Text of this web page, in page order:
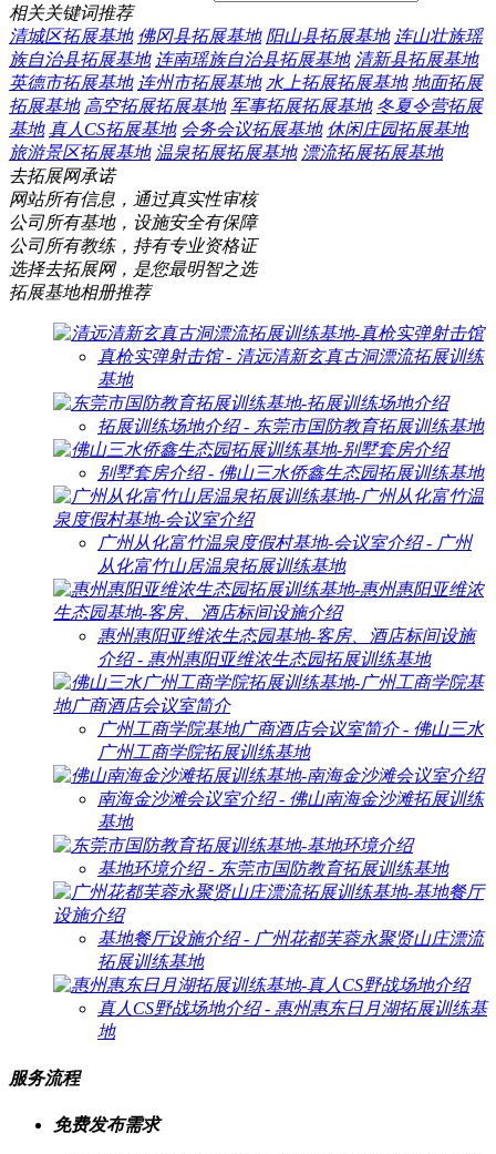
相关关键词推荐
清城区拓展基地 佛冈县拓展基地 阳山县拓展基地 连山壮族瑶
族自治县拓展基地 连南瑶族自治县拓展基地 清新县拓展基地
英德市拓展基地 连州市拓展基地 水上拓展拓展基地 地面拓展
拓展基地 高空拓展拓展基地 军事拓展拓展基地 冬夏令营拓展
基地 真人CS拓展基地 会务会议拓展基地 休闲庄园拓展基地
旅游景区拓展基地 温泉拓展拓展基地 漂流拓展拓展基地
去拓展网承诺
网站所有信息，通过真实性审核
公司所有基地，设施安全有保障
公司所有教练，持有专业资格证
选择去拓展网，是您最明智之选
拓展基地相册推荐
真枪实弹射击馆 - 清远清新玄真古洞漂流拓展训练
基地
拓展训练场地介绍 - 东莞市国防教育拓展训练基地
别墅套房介绍 - 佛山三水侨鑫生态园拓展训练基地
广州从化富竹温泉度假村基地-会议室介绍 - 广州
从化富竹山居温泉拓展训练基地
惠州惠阳亚维浓生态园基地-客房、酒店标间设施
介绍 - 惠州惠阳亚维浓生态园拓展训练基地
广州工商学院基地广商酒店会议室简介 - 佛山三水
广州工商学院拓展训练基地
南海金沙滩会议室介绍 - 佛山南海金沙滩拓展训练
基地
基地环境介绍 - 东莞市国防教育拓展训练基地
基地餐厅设施介绍 - 广州花都芙蓉永聚贤山庄漂流
拓展训练基地
真人CS野战场地介绍 - 惠州惠东日月湖拓展训练基
地
服务流程
免费发布需求